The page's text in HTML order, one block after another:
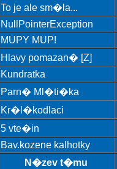
To je ale sm�la...
NullPointerException
MUPY MUP!
Hlavy pomazan� [Z]
Kundratka
Parn� Ml�ti�ka
Kr�l�kodlaci
5 vte�in
Bav.kozene kalhotky
N�zev t�mu